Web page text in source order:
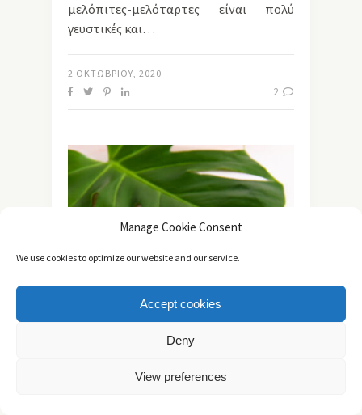
Manage Cookie Consent
We use cookies to optimize our website and our service.
Accept cookies
Deny
View preferences
μελόπιτες-μελόταρτες είναι πολύ
γευστικές και…
2 ΟΚΤΩΒΡΊΟΥ, 2020
2